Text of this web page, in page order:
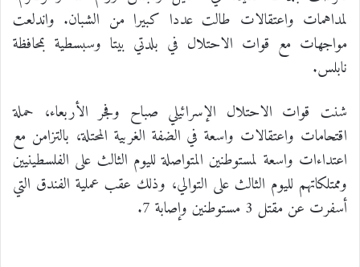
لمداهمات واعتقالات طالت عددا كبيرا من الشبان. واندلعت
مواجهات مع قوات الاحتلال في بلدتي بيتا وسبسطية بمحافظة
نابلس.
شنت قوات الاحتلال الإسرائيلي صباح وفجر الأربعاء، حملة
اقتحامات واعتقالات واسعة في الضفة الغربية المحتلة، بالتزامن مع
اعتداءات واسعة لمستوطنين المتواصلة لليوم الثالث على الفلسطينيين
وممتلكاتهم لليوم الثالث على التوالي، وذلك عقب عملية الفندق التي
أسفرت عن مقتل 3 مستوطنين وإصابة 7.